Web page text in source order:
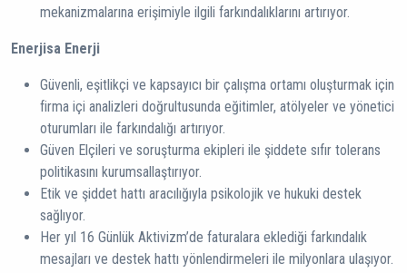
mekanizmalarına erişimiyle ilgili farkındalıklarını artırıyor.
Enerjisa Enerji
Güvenli, eşitlikçi ve kapsayıcı bir çalışma ortamı oluşturmak için
firma içi analizleri doğrultusunda eğitimler, atölyeler ve yönetici
oturumları ile farkındalığı artırıyor.
Güven Elçileri ve soruşturma ekipleri ile şiddete sıfır tolerans
politikasını kurumsallaştırıyor.
Etik ve şiddet hattı aracılığıyla psikolojik ve hukuki destek
sağlıyor.
Her yıl 16 Günlük Aktivizm’de faturalara eklediği farkındalık
mesajları ve destek hattı yönlendirmeleri ile milyonlara ulaşıyor.